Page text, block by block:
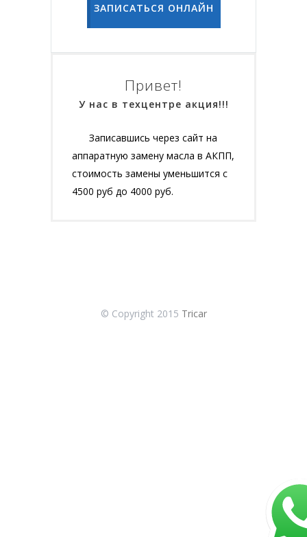
ЗАПИСАТЬСЯ ОНЛАЙН
Привет!
У нас в техцентре акция!!!
Записавшись через сайт на
аппаратную замену масла в АКПП,
стоимость замены уменьшится с
4500 руб до 4000 руб.
© Copyright 2015 Tricar